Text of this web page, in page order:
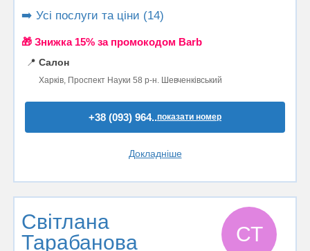
➡️ Усі послуги та ціни (14)
🎁 Знижка 15% за промокодом Barb
📍 Салон
Харків, Проспект Науки 58 р-н. Шевченківський
+38 (093) 964..показати номер
Докладніше
Світлана
Тарабанова
СТ